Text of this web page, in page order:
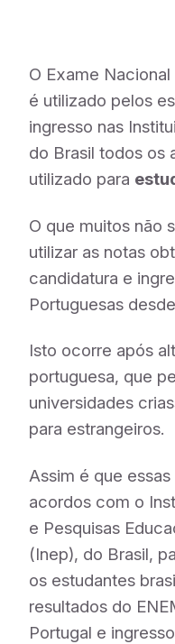
O Exame
é utilizado pelos
ingresso nas
do Brasil todos os
utilizado para
O que muitos não
utilizar as notas
candidatura e
Portuguesas
Isto ocorre após
portuguesa, que
universidades
para estrangeiros.
Assim é que
acordos com o
e Pesquisas
(Inep), do Brasil,
os estudantes
resultados do
Portugal e